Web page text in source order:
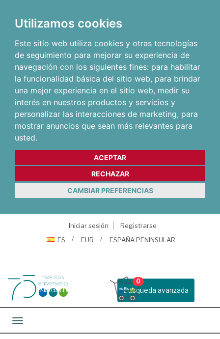
Utilizamos cookies
Este sitio web utiliza cookies y otras tecnologías
de seguimiento para mejorar su experiencia de
navegación con los siguientes fines: para habilitar
la funcionalidad básica del sitio web, para brindar
una mejor experiencia en el sitio web, medir su
interés en nuestros productos y servicios y
personalizar las interacciones de marketing, para
mostrar anuncios que sean más relevantes para
usted.
ACEPTAR
RECHAZAR
CAMBIAR PREFERENCIAS
Iniciar sesión
Registrarse
ES
EUR ESPAÑA PENINSULAR
Busqueda avanzada
0
Toggle navigation